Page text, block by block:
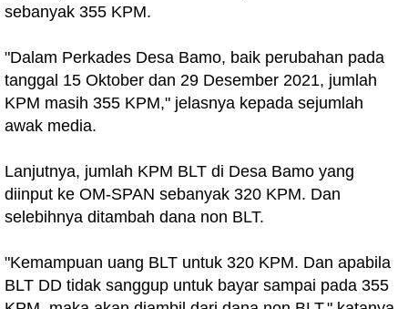
sebanyak 355 KPM.
"Dalam Perkades Desa Bamo, baik perubahan pada
tanggal 15 Oktober dan 29 Desember 2021, jumlah
KPM masih 355 KPM," jelasnya kepada sejumlah
awak media.
Lanjutnya, jumlah KPM BLT di Desa Bamo yang
diinput ke OM-SPAN sebanyak 320 KPM. Dan
selebihnya ditambah dana non BLT.
"Kemampuan uang BLT untuk 320 KPM. Dan apabila
BLT DD tidak sanggup untuk bayar sampai pada 355